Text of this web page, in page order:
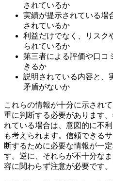
されているか
実績が提示されている場
されているか
利益だけでなく、リスク
られているか
第三者による評価や口コ
きるか
説明されている内容と、
矛盾がないか
これらの情報が十分に示され
重に判断する必要があります
れている場合は、意図的に不
も考えられます。信頼できる
断するために必要な情報が一
す。逆に、それらが不十分な
容に関わらず注意が必要です。